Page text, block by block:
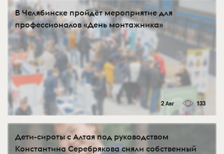
В Челябинске пройдёт мероприятие для
профессионалов «День монтажника»
2 Авг 133
Дети-сироты с Алтая под руководством
Константина Серебрякова сняли собственный